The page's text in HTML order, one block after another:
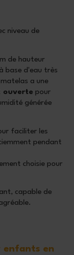
niveau de
de hauteur
base d'eau très
a une
ouverte pour
générée
faciliter les
pendant
choisie pour
capable de
enfants en